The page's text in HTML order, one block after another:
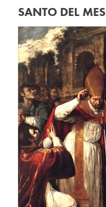
SANTO DEL MES